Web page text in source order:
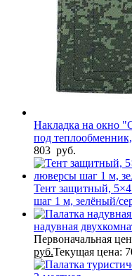
Накладка на окно
под
803 руб.
Тент защитный,
шаг 1 м, зелёный/
надувная
Первоначальная
руб.Текущая цена: